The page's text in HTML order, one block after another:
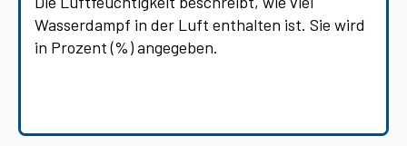
Wasserdampf in der Luft enthalten ist. Sie wird
in Prozent (%) angegeben.